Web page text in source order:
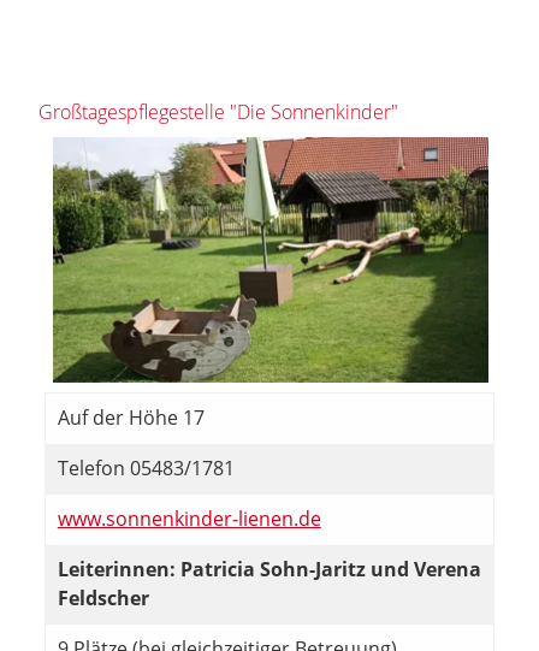
Großtagespflegestelle "Die Sonnenkinder"
Auf der Höhe 17
Telefon 05483/1781
www.sonnenkinder-lienen.de
Leiterinnen: Patricia Sohn-Jaritz und Verena
Feldscher